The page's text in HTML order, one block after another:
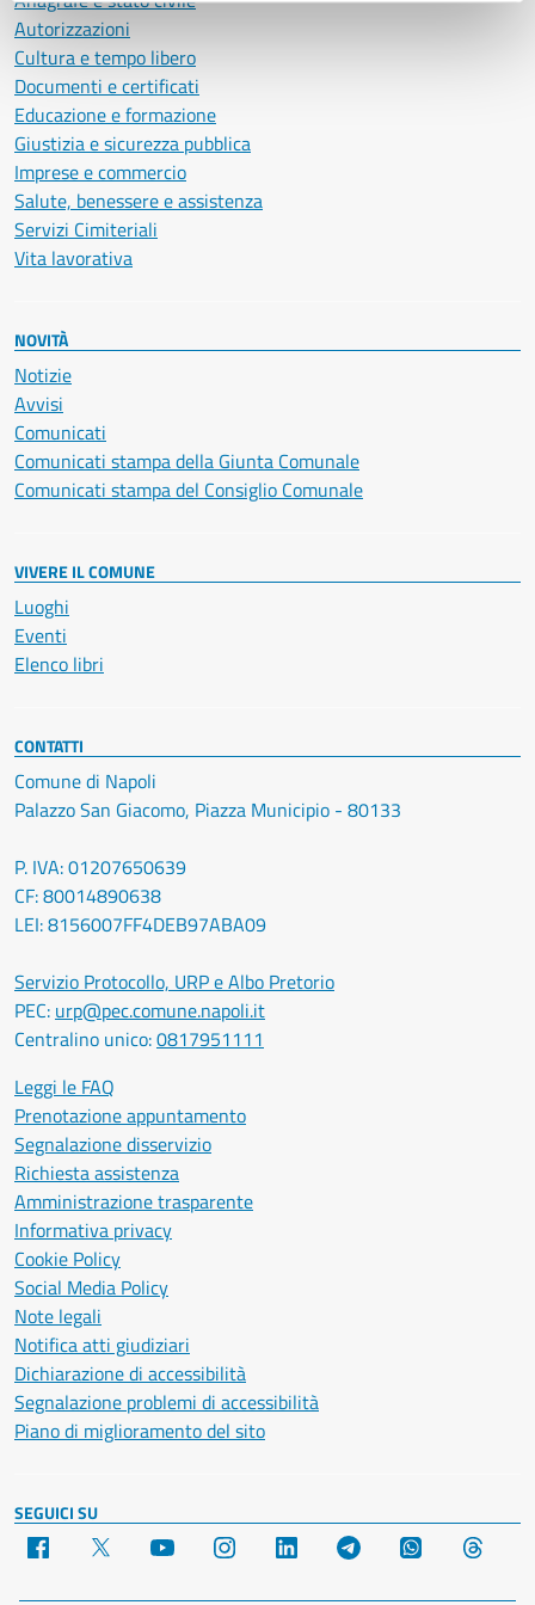
Autorizzazioni
Cultura e tempo libero
Documenti e certificati
Educazione e formazione
Giustizia e sicurezza pubblica
Imprese e commercio
Salute, benessere e assistenza
Servizi Cimiteriali
Vita lavorativa
NOVITÀ
Notizie
Avvisi
Comunicati
Comunicati stampa della Giunta Comunale
Comunicati stampa del Consiglio Comunale
VIVERE IL COMUNE
Luoghi
Eventi
Elenco libri
CONTATTI
Comune di Napoli
Palazzo San Giacomo, Piazza Municipio - 80133
P. IVA: 01207650639
CF: 80014890638
LEI: 8156007FF4DEB97ABA09
Servizio Protocollo, URP e Albo Pretorio
PEC: urp@pec.comune.napoli.it
Centralino unico:0817951111
Leggi le FAQ
Prenotazione appuntamento
Segnalazione disservizio
Richiesta assistenza
Amministrazione trasparente
Informativa privacy
Cookie Policy
Social Media Policy
Note legali
Notifica atti giudiziari
Dichiarazione di accessibilità
Segnalazione problemi di accessibilità
Piano di miglioramento del sito
SEGUICI SU
Facebook YouTube Instagram LinkedIn Telegram WhatsApp